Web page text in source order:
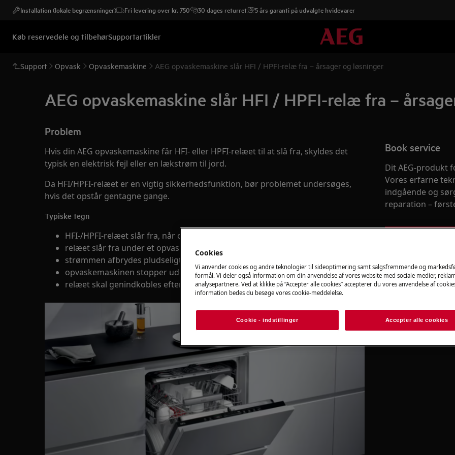
Installation (lokale begrænsninger) Fri levering over kr. 750 30 dages returret 5 års garanti på udvalgte hvidevarer
Køb reservedele og tilbehørSupportartikler
Support Opvask Opvaskemaskine AEG opvaskemaskine slår HFI / HPFI-relæ fra – årsager og løsninger
AEG opvaskemaskine slår HFI / HPFI-relæ fra –
Problem
Hvis din AEG opvaskemaskine får HFI- eller HPFI-relæet til at slå fra, skyldes det
typisk en elektrisk fejl eller en lækstrøm til jord.
Da HFI/HPFI-relæet er en vigtig sikkerhedsfunktion, bør problemet undersøges,
hvis det opstår gentagne gange.
Typiske tegn
HFI-/HPFI-relæet slår fra, når opvaskemaskinen tændes
relæet slår fra under et opvaskeprogram
strømmen afbrydes pludseligt
opvaskemaskinen stopper uden fejlmeddelelse
relæet skal genindkobles efter hver brug
Book service
Dit AEG-produkt
Vores erfarne
indgående og
reparation –
Cookies
Vi anvender cookies og andre teknologier til sideoptimering samt salgsfremmende og
formål. Vi deler også information om din anvendelse af vores website med sociale medier,
analysepartnere. Ved at klikke på “Accepter alle cookies” accepterer du vores anvendelse af
information bedes du besøge vores cookie-meddelelse.
Cookie - indstillinger Accepter alle cookies